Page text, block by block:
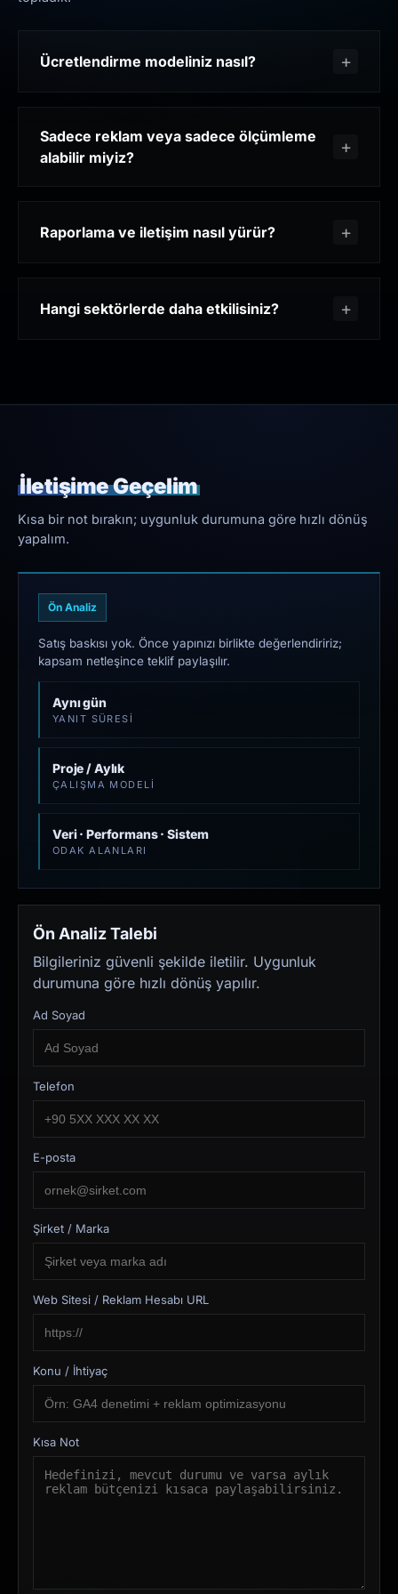
Ücretlendirme modeliniz nasıl?
Sadece reklam veya sadece ölçümleme
alabilir miyiz?
Raporlama ve iletişim nasıl yürür?
Hangi sektörlerde daha etkilisiniz?
İletişime Geçelim
Kısa bir not bırakın; uygunluk durumuna göre hızlı dönüş
yapalım.
Ön Analiz
Satış baskısı yok. Önce yapınızı birlikte değerlendiririz;
kapsam netleşince teklif paylaşılır.
Aynı gün
YANIT SÜRESI
Proje / Aylık
ÇALIŞMA MODELI
Veri · Performans · Sistem
ODAK ALANLARI
Ön Analiz Talebi
Bilgileriniz güvenli şekilde iletilir. Uygunluk
durumuna göre hızlı dönüş yapılır.
Ad Soyad
Telefon
E-posta
Şirket / Marka
Web Sitesi / Reklam Hesabı URL
Konu / İhtiyaç
Kısa Not